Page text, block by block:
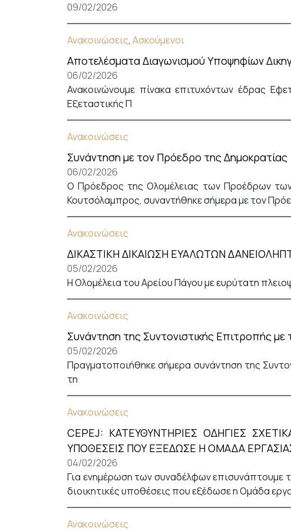
09/02/2026
Ανακοινώσεις, Ασκούμενοι
Αποτελέσματα Διαγωνισμού Υποψηφίων
06/02/2026
Ανακοινώνουμε πίνακα επιτυχόντων έδρας
Εξεταστικής Π
Ανακοινώσεις
Συνάντηση με τον Πρόεδρο της Δημοκρατίας
06/02/2026
Ο Πρόεδρος της Ολομέλειας των Προέδρων
Κουτσόλαμπρος, συναντήθηκε σήμερα με τον
Ανακοινώσεις
ΔΙΚΑΣΤΙΚΗ ΔΙΚΑΙΩΣΗ ΕΥΑΛΩΤΩΝ
05/02/2026
Η Ολομέλεια του Αρείου Πάγου με ευρύτατη
Ανακοινώσεις
Συνάντηση της Συντονιστικής Επιτροπής με
05/02/2026
Πραγματοποιήθηκε σήμερα συνάντηση της
τη
Ανακοινώσεις
CEPEJ: ΚΑΤΕΥΘΥΝΤΗΡΙΕΣ ΟΔΗΓΙΕΣ
ΥΠΟΘΕΣΕΙΣ ΠΟΥ ΕΞΕΔΩΣΕ Η ΟΜΑΔΑ
04/02/2026
Για ενημέρωση των συναδέλφων επισυνάπτουμε
διοικητικές υποθέσεις που εξέδωσε η Ομάδα
Ανακοινώσεις